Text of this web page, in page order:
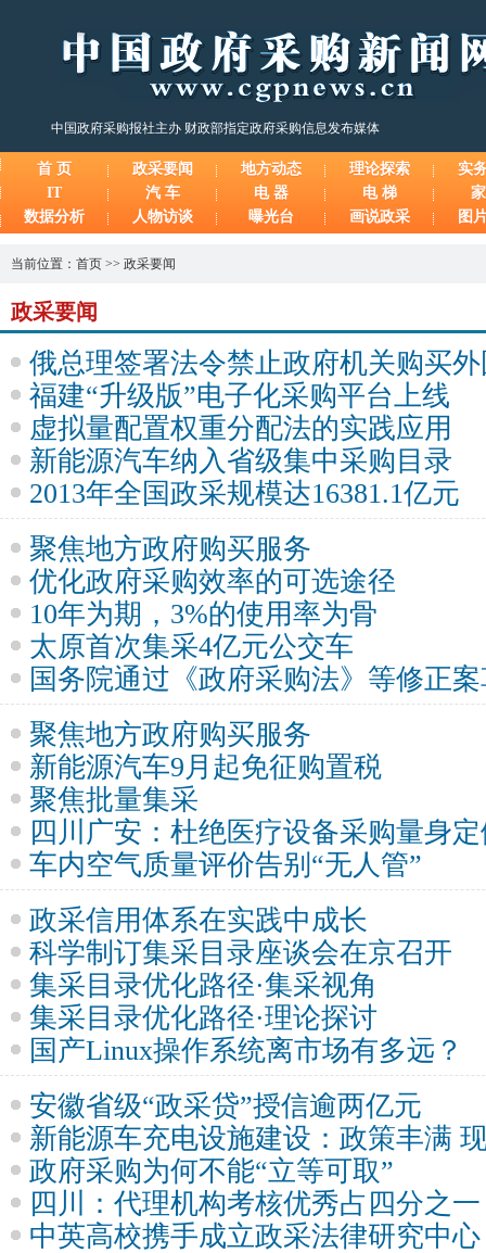
中国政府采购报社主办 财政部指定政府采购信息发布媒体
首 页 政采要闻 地方动态 理论探索
实
IT
汽 车 电 器 电 梯
数据分析
人物访谈 曝光台 画说政采 图
当前位置： 首页 >> 政采要闻
政采要闻
俄总理签署法令禁止政府机关购买
福建“升级版”电子化采购平台上线
虚拟量配置权重分配法的实践应用
新能源汽车纳入省级集中采购目录
2013年全国政采规模达16381.1亿元
聚焦地方政府购买服务
优化政府采购效率的可选途径
10年为期，3%的使用率为骨
太原首次集采4亿元公交车
国务院通过《政府采购法》等修正
聚焦地方政府购买服务
新能源汽车9月起免征购置税
聚焦批量集采
四川广安：杜绝医疗设备采购量身
车内空气质量评价告别“无人管”
政采信用体系在实践中成长
科学制订集采目录座谈会在京召开
集采目录优化路径·集采视角
集采目录优化路径·理论探讨
国产Linux操作系统离市场有多远？
安徽省级“政采贷”授信逾两亿元
新能源车充电设施建设：政策丰满
政府采购为何不能“立等可取”
四川：代理机构考核优秀占四分之一
中英高校携手成立政采法律研究中心